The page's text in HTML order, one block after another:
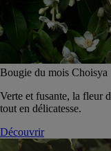
Bougie du mois Choisya
Verte et fusante, la fleur
tout en délicatesse.
Découvrir